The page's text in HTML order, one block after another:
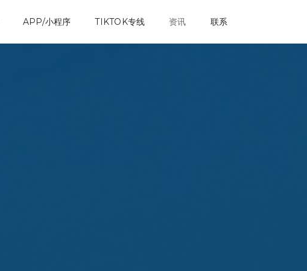
APP/小程序 TIKTOK专线 资讯 联系